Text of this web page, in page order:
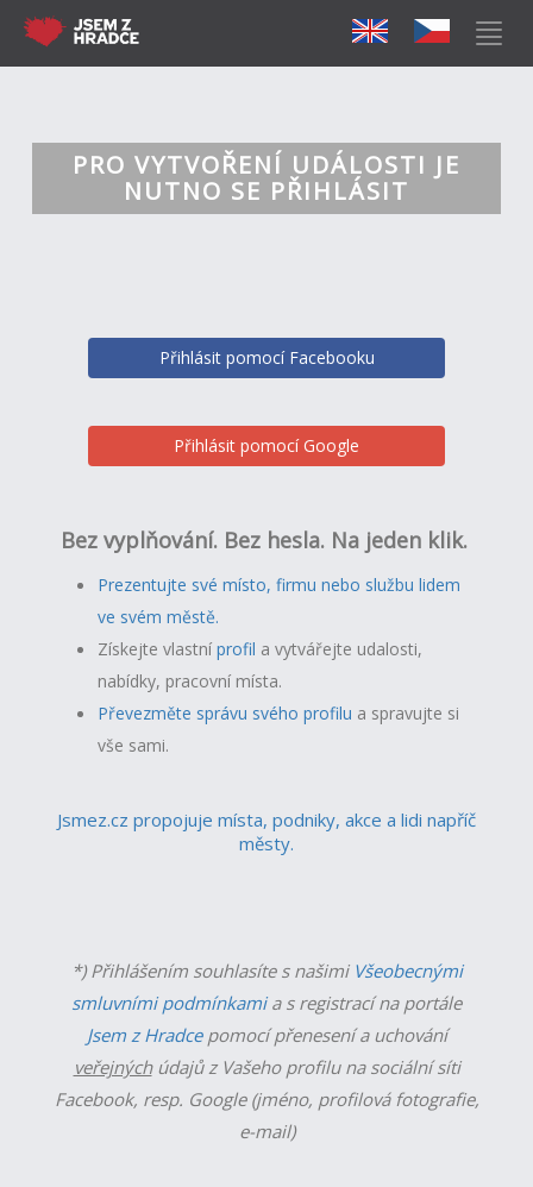
PRO VYTVOŘENÍ UDÁLOSTI JE
NUTNO SE PŘIHLÁSIT
Přihlásit pomocí Facebooku
Přihlásit pomocí Google
Bez vyplňování. Bez hesla. Na jeden klik.
Prezentujte své místo, firmu nebo službu lidem
ve svém městě.
Získejte vlastníprofil a vytvářejte udalosti,
nabídky, pracovní místa.
Převezměte správu svého profilu a spravujte si
vše sami.
Jsmez.cz propojuje místa, podniky, akce a lidi napříč
městy.
*) Přihlášením souhlasíte s našimi Všeobecnými
smluvními podmínkamia s registrací na portále
Jsem z Hradcepomocí přenesení a uchování
veřejnýchúdajů z Vašeho profilu na sociální síti
Facebook, resp. Google (jméno, profilová fotografie,
e-mail)